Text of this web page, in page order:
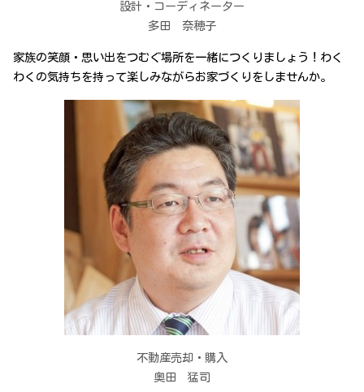
設計・コーディネーター
多田 奈穂子
家族の笑顔・思い出をつむぐ場所を一緒につくりましょう！わく
わくの気持ちを持って楽しみながらお家づくりをしませんか。
不動産売却・購入
奥田 猛司